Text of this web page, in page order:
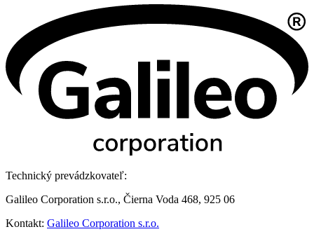
Technický prevádzkovateľ:
Galileo Corporation s.r.o., Čierna Voda 468, 925 06
Kontakt: Galileo Corporation s.r.o.